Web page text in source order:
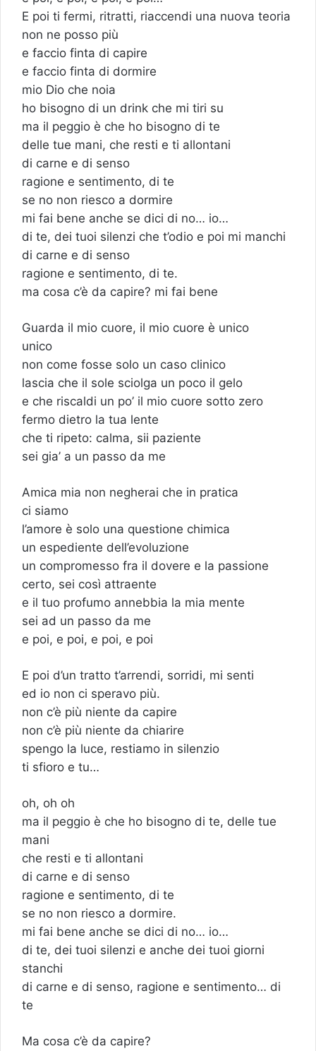
E poi ti fermi, ritratti, riaccendi una nuova teoria
non ne posso più
e faccio finta di capire
e faccio finta di dormire
mio Dio che noia
ho bisogno di un drink che mi tiri su
ma il peggio è che ho bisogno di te
delle tue mani, che resti e ti allontani
di carne e di senso
ragione e sentimento, di te
se no non riesco a dormire
mi fai bene anche se dici di no… io…
di te, dei tuoi silenzi che t’odio e poi mi manchi
di carne e di senso
ragione e sentimento, di te.
ma cosa c’è da capire? mi fai bene
Guarda il mio cuore, il mio cuore è unico
unico
non come fosse solo un caso clinico
lascia che il sole sciolga un poco il gelo
e che riscaldi un po’ il mio cuore sotto zero
fermo dietro la tua lente
che ti ripeto: calma, sii paziente
sei gia’ a un passo da me
Amica mia non negherai che in pratica
ci siamo
l’amore è solo una questione chimica
un espediente dell’evoluzione
un compromesso fra il dovere e la passione
certo, sei così attraente
e il tuo profumo annebbia la mia mente
sei ad un passo da me
e poi, e poi, e poi, e poi
E poi d’un tratto t’arrendi, sorridi, mi senti
ed io non ci speravo più.
non c’è più niente da capire
non c’è più niente da chiarire
spengo la luce, restiamo in silenzio
ti sfioro e tu…
oh, oh oh
ma il peggio è che ho bisogno di te, delle tue
mani
che resti e ti allontani
di carne e di senso
ragione e sentimento, di te
se no non riesco a dormire.
mi fai bene anche se dici di no… io…
di te, dei tuoi silenzi e anche dei tuoi giorni
stanchi
di carne e di senso, ragione e sentimento… di
te
Ma cosa c’è da capire?